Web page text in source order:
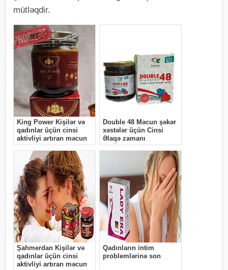
mütləqdir.